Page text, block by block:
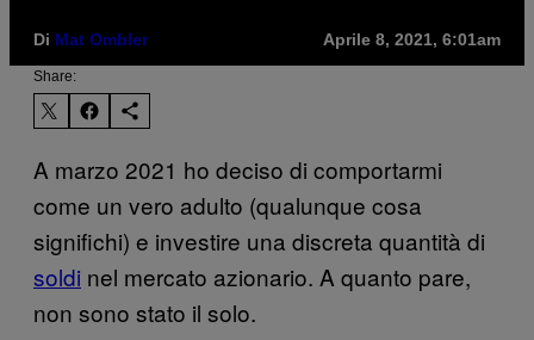
Di Mat Ombler Aprile 8, 2021, 6:01am
Share:
A marzo 2021 ho deciso di comportarmi
come un vero adulto (qualunque cosa
significhi) e investire una discreta quantità di
soldi nel mercato azionario. A quanto pare,
non sono stato il solo.